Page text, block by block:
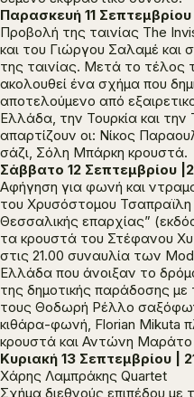
Παρασκευή 11 Σεπτεμβρίου
Προβολή της ταινίας The
και του Γιώργου Σαλαμέ και
της ταινίας. Μετά το τέλος
ακολουθεί ένα σχήμα που
αποτελούμενο από
Ελλάδα, την Τουρκία και
απαρτίζουν οι: Νίκος
σάζι, Σόλη Μπάρκη κρουστά.
Σάββατο 12 Σεπτεμβρίου
Αφήγηση για φωνή και
του Χρυσόστομου Τσαπραϊλη
Θεσσαλικής επαρχίας”
τα κρουστά του Στέφανου
στις 21.00 συναυλία των
Ελλάδα που άνοιξαν το
της δημοτικής παράδοσης
τους Θοδωρή Ρέλλο
κιθάρα-φωνή, Florian Mikuta
κρουστά και Αντώνη
Κυριακή 13 Σεπτεμβρίου |
Χάρης Λαμπράκης Quartet
Σχήμα διεθνούς επιπέδου με